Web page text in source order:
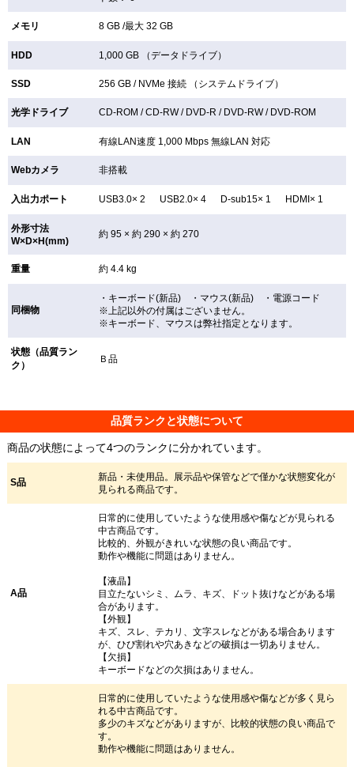
メモリ 8 GB /最大 32 GB
HDD 1,000 GB （データドライブ）
SSD 256 GB / NVMe 接続 （システムドライブ）
光学ドライブ CD-ROM /CD-RW / DVD-R / DVD-RW / DVD-ROM
LAN 有線LAN速度 1,000 Mbps 無線LAN対応
Webカメラ 非搭載
入出力ポート USB3.0× 2 USB2.0× 4 D-sub15× 1 HDMI× 1
外形寸法
W×D×H(mm)
約 95 × 約 290 × 約 270
重量 約 4.4 kg
同梱物
・キーボード(新品) ・マウス(新品) ・電源コード
※上記以外の付属はございません。
※キーボード、マウスは弊社指定となります。
状態（品質ラン
ク）
Ｂ品
品質ランクと状態について
商品の状態によって4つのランクに分かれています。
S品
新品・未使用品。展示品や保管などで僅かな状態変化が
見られる商品です。
A品
日常的に使用していたような使用感や傷などが見られる
中古商品です。
比較的、外観がきれいな状態の良い商品です。
動作や機能に問題はありません。
【液晶】
目立たないシミ、ムラ、キズ、ドット抜けなどがある場
合があります。
【外観】
キズ、スレ、テカリ、文字スレなどがある場合あります
が、ひび割れや穴あきなどの破損は一切ありません。
【欠損】
キーボードなどの欠損はありません。
日常的に使用していたような使用感や傷などが多く見ら
れる中古商品です。
多少のキズなどがありますが、比較的状態の良い商品で
す。
動作や機能に問題はありません。